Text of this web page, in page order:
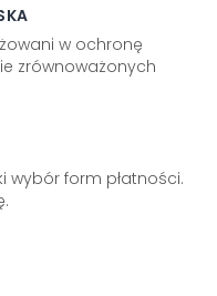
w ochronę
zrównoważonych
wybór form płatności.